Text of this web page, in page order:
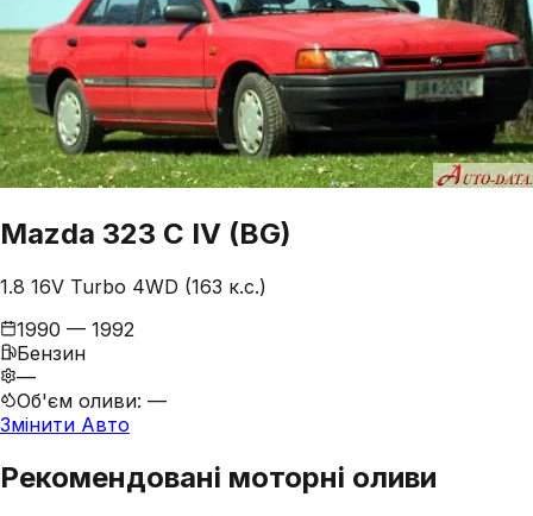
Mazda 323 C IV (BG)
1.8 16V Turbo 4WD (163 к.с.)
1990 — 1992
Бензин
—
Об'єм оливи: —
Змінити Авто
Рекомендовані моторні оливи